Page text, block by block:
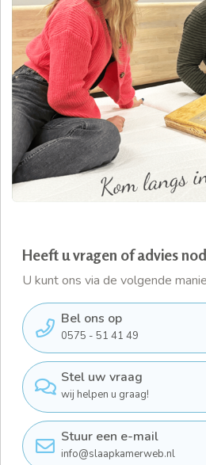
Heeft u vragen of advies
U kunt ons via de volgende
Bel ons op
0575 - 51 41 49
Stel uw vraag
wij helpen u graag!
Stuur een e-mail
info@slaapkamerweb.nl